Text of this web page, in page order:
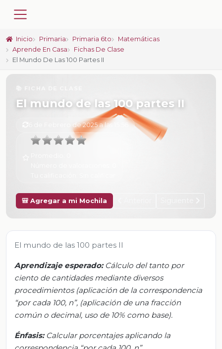
Inicio Primaria Primaria 6to
Matemáticas
Aprende En Casa
Fichas De Clase
El Mundo De Las 100 Partes II
El mundo de las 100 partes II
6 de Febrero de 2025 a las 15:56
🎒 Agregar a mi Mochila
El mundo de las 100 partes II
Aprendizaje esperado: Cálculo del tanto por
ciento de cantidades mediante diversos
procedimientos (aplicación de la correspondencia
“por cada 100, n”, (aplicación de una fracción
común o decimal, uso de 10% como base).
Énfasis: Calcular porcentajes aplicando la